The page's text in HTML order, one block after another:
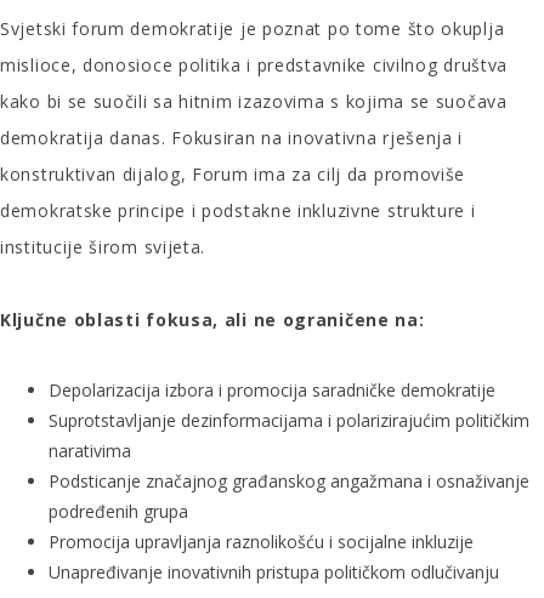
Svjetski forum demokratije je poznat po tome što okuplja
mislioce, donosioce politika i predstavnike civilnog društva
kako bi se suočili sa hitnim izazovima s kojima se suočava
demokratija danas. Fokusiran na inovativna rješenja i
konstruktivan dijalog, Forum ima za cilj da promoviše
demokratske principe i podstakne inkluzivne strukture i
institucije širom svijeta.
Ključne oblasti fokusa, ali ne ograničene na:
Depolarizacija izbora i promocija saradničke demokratije
Suprotstavljanje dezinformacijama i polarizirajućim političkim
narativima
Podsticanje značajnog građanskog angažmana i osnaživanje
podređenih grupa
Promocija upravljanja raznolikošću i socijalne inkluzije
Unapređivanje inovativnih pristupa političkom odlučivanju